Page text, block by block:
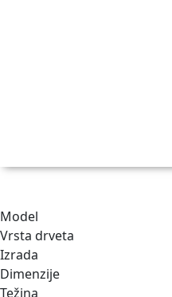
Model
Vrsta drveta
Izrada
Dimenzije
Težina